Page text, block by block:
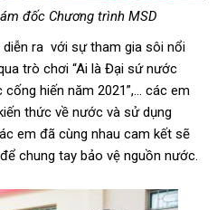
đốc Chương trình MSD
ra với sự tham gia sôi nổi
trò chơi “Ai là Đại sứ nước
hiến năm 2021”,… các em
thức về nước và sử dụng
em đã cùng nhau cam kết sẽ
chung tay bảo vệ nguồn nước.